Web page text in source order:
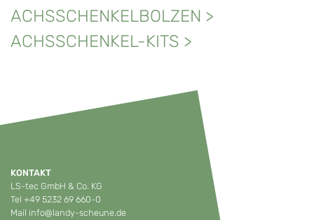
ACHSSCHENKELBOLZEN >
ACHSSCHENKEL-KITS >
KONTAKT
LS-tec GmbH & Co. KG
Tel +49 5232 69 660-0
Mail info@landy-scheune.de